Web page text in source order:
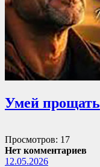
Умей прощать
Просмотров: 17
Нет комментариев
12.05.2026